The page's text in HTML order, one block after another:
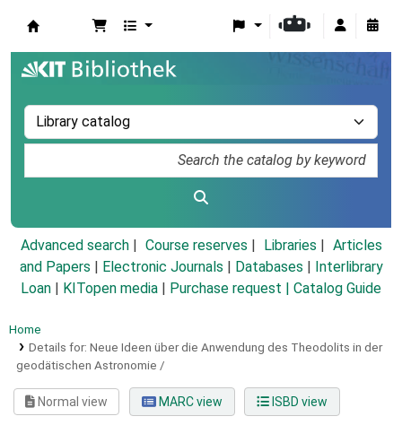
Advanced search Course reserves Libraries
Articles
and Papers
Electronic Journals Databases
Interlibrary
Loan
KITopen media Purchase request | Catalog Guide
Home
Details for: Neue Ideen über die Anwendung des Theodolits in der
geodätischen Astronomie /
Normal view MARC view ISBD view